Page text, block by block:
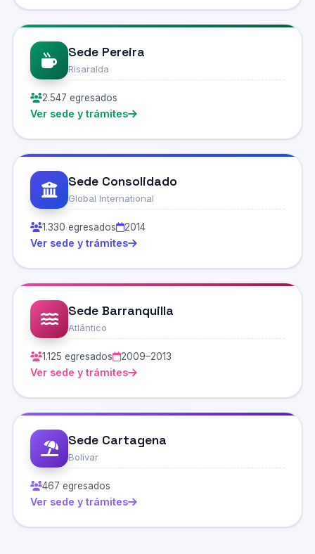
Sede Pereira
Risaralda
2.547 egresados
Ver sede y trámites
Sede Consolidado
Global International
1.330 egresados 2014
Ver sede y trámites
Sede Barranquilla
Atlántico
1.125 egresados 2009–2013
Ver sede y trámites
Sede Cartagena
Bolívar
467 egresados
Ver sede y trámites